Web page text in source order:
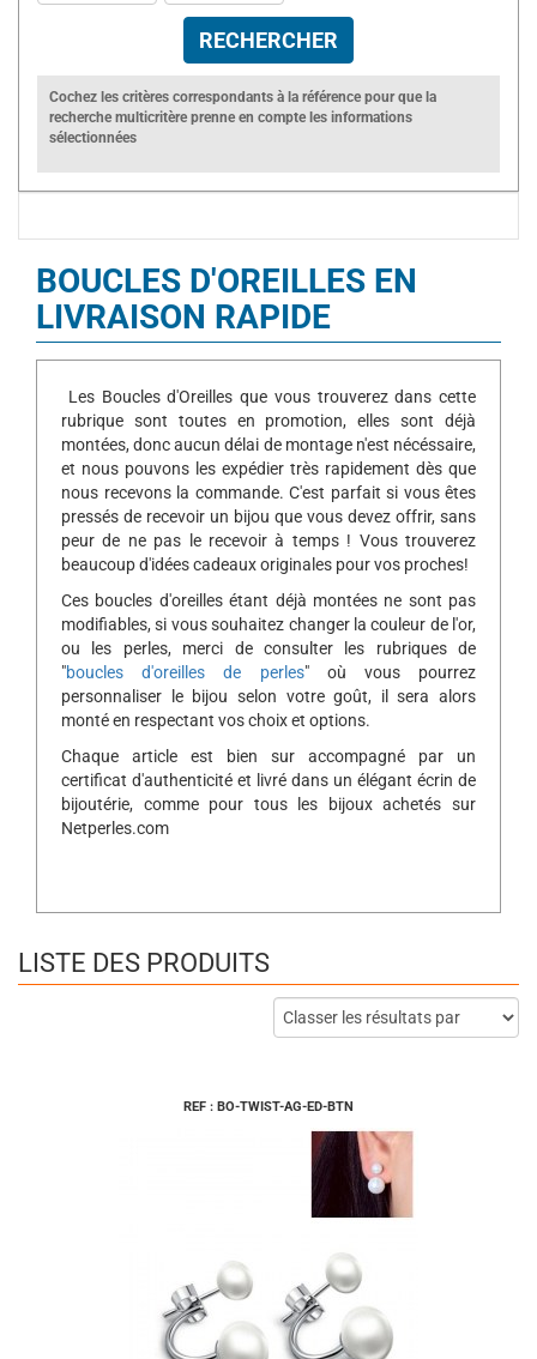
Cochez les critères correspondants à la référence pour que la
recherche multicritère prenne en compte les informations
sélectionnées
BOUCLES D'OREILLES EN
LIVRAISON RAPIDE
Les Boucles d'Oreilles que vous trouverez dans cette
rubrique sont toutes en promotion, elles sont déjà
montées, donc aucun délai de montage n'est nécéssaire,
et nous pouvons les expédier très rapidement dès que
nous recevons la commande. C'est parfait si vous êtes
pressés de recevoir un bijou que vous devez offrir, sans
peur de ne pas le recevoir à temps ! Vous trouverez
beaucoup d'idées cadeaux originales pour vos proches!
Ces boucles d'oreilles étant déjà montées ne sont pas
modifiables, si vous souhaitez changer la couleur de l'or,
ou les perles, merci de consulter les rubriques de
"boucles d'oreilles de perles" où vous pourrez
personnaliser le bijou selon votre goût, il sera alors
monté en respectant vos choix et options.
Chaque article est bien sur accompagné par un
certificat d'authenticité et livré dans un élégant écrin de
bijoutérie, comme pour tous les bijoux achetés sur
Netperles.com
LISTE DES PRODUITS
REF : BO-TWIST-AG-ED-BTN